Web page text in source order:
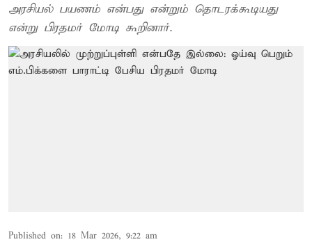
அரசியல் பயணம் என்பது என்றும் தொடரக்கூடியது
என்று பிரதமர் மோடி கூறினார்.
Published on: 18 Mar 2026, 9:22 am